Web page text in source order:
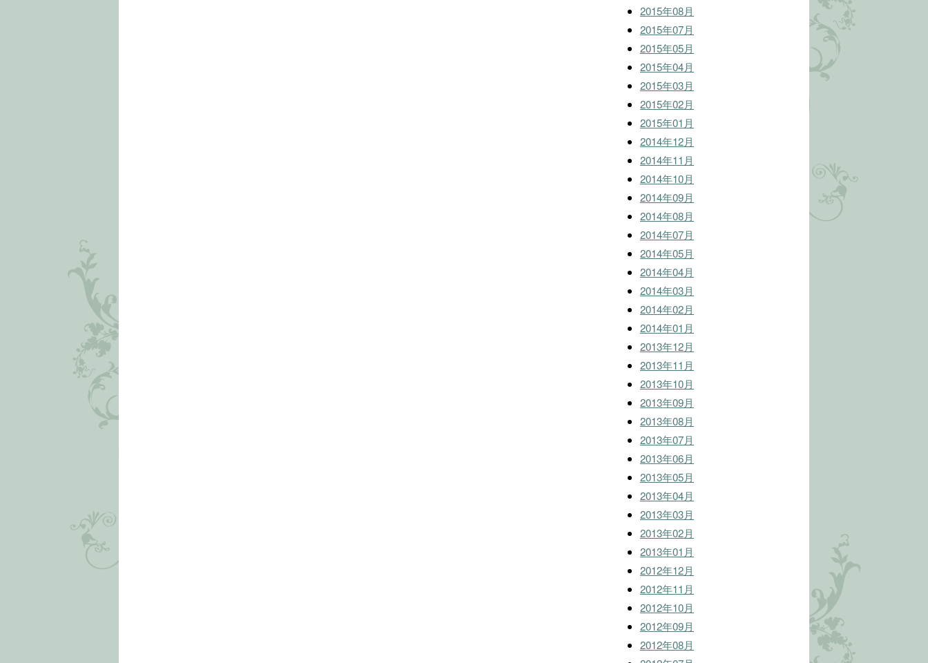
2015年08月
2015年07月
2015年05月
2015年04月
2015年03月
2015年02月
2015年01月
2014年12月
2014年11月
2014年10月
2014年09月
2014年08月
2014年07月
2014年05月
2014年04月
2014年03月
2014年02月
2014年01月
2013年12月
2013年11月
2013年10月
2013年09月
2013年08月
2013年07月
2013年06月
2013年05月
2013年04月
2013年03月
2013年02月
2013年01月
2012年12月
2012年11月
2012年10月
2012年09月
2012年08月